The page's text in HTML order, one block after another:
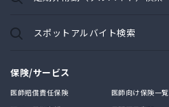
スポットアルバイト検索
保険/サービス
医師賠償責任保険
医師向け保険一覧